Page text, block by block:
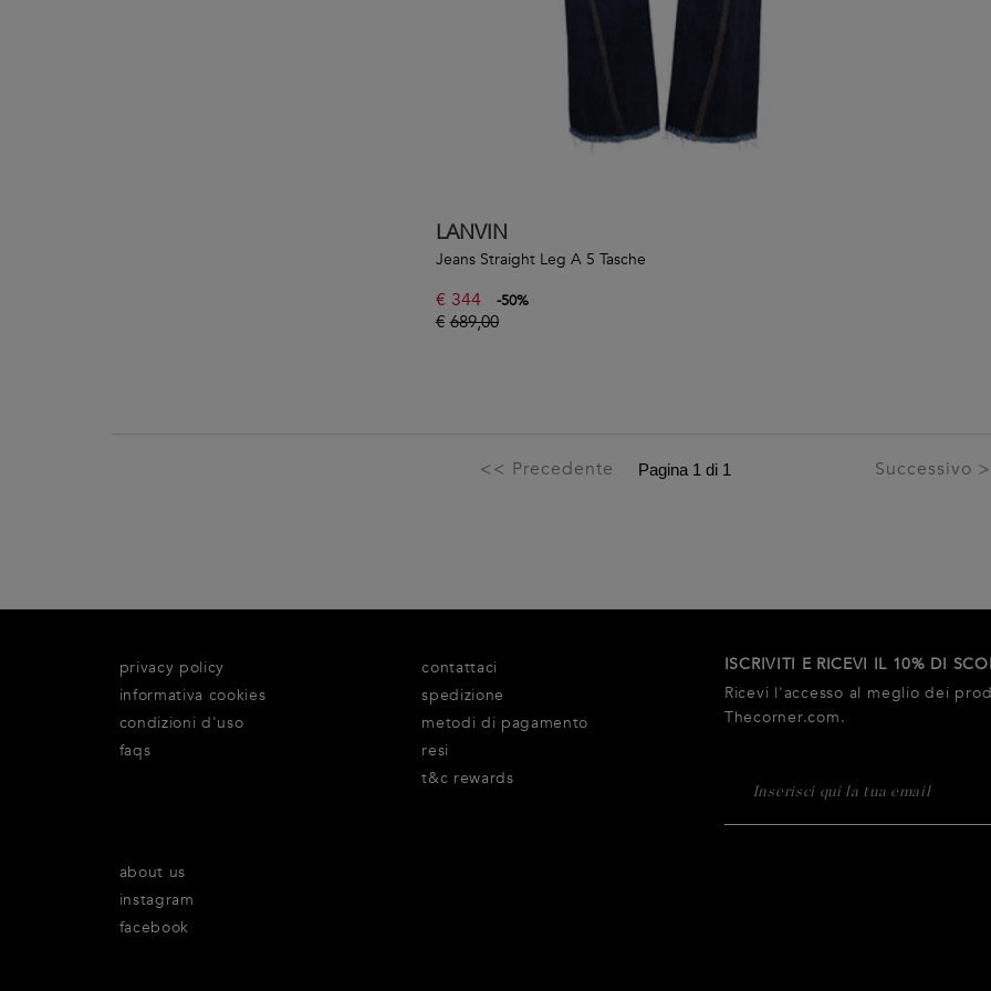
LANVIN
Jeans Straight Leg A 5 Tasche
€ 344 -50%
€ 689,00
<< Precedente Successivo
ISCRIVITI E RICEVI IL 10% DI
Ricevi l'accesso al meglio dei
Thecorner.com.
contattaci
spedizione
metodi di pagamento
resi
t&c rewards
privacy policy
informativa cookies
condizioni d'uso
faqs
about us
instagram
facebook